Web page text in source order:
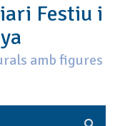
Festiu i
amb figures